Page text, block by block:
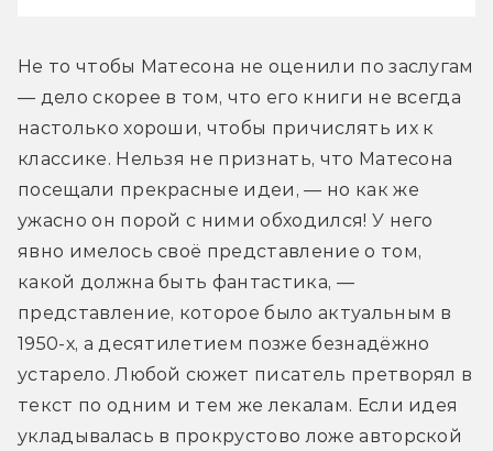
Не то чтобы Матесона не оценили по заслугам
— дело скорее в том, что его книги не всегда
настолько хороши, чтобы причислять их к
классике. Нельзя не признать, что Матесона
посещали прекрасные идеи, — но как же
ужасно он порой с ними обходился! У него
явно имелось своё представление о том,
какой должна быть фантастика, —
представление, которое было актуальным в
1950-х, а десятилетием позже безнадёжно
устарело. Любой сюжет писатель претворял в
текст по одним и тем же лекалам. Если идея
укладывалась в прокрустово ложе авторской